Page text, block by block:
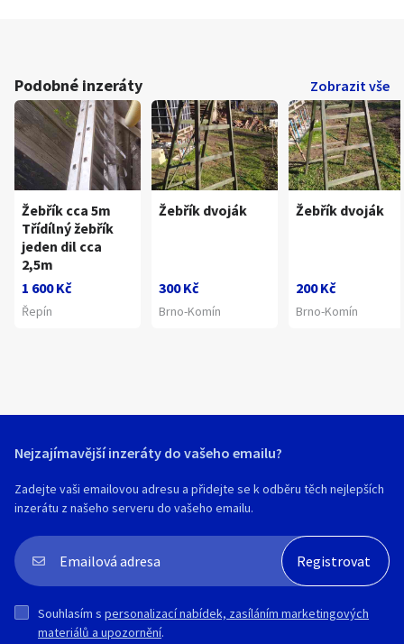
Podobné inzeráty Zobrazit vše
Žebřík cca 5m
Třídílný žebřík
jeden dil cca
2,5m
1 600 Kč
Řepín
Žebřík dvoják
300 Kč
Brno-Komín
Žebřík dvoják
200 Kč
Brno-Komín
Nejzajímavější inzeráty do vašeho emailu?
Zadejte vaši emailovou adresu a přidejte se k odběru těch nejlepších
inzerátu z našeho serveru do vašeho emailu.
Souhlasím s personalizací nabídek, zasíláním marketingových
materiálů a upozornění.